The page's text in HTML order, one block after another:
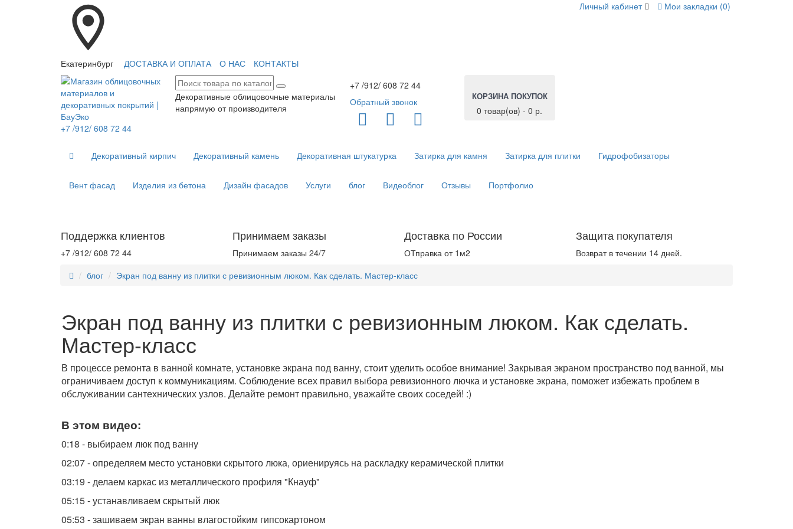
Екатеринбург ДОСТАВКА И ОПЛАТА О НАС КОНТАКТЫ
Личный кабинет Мои закладки (0)
+7 /912/ 608 72 44
Декоративные облицовочные материалы
напрямую от производителя
+7 /912/ 608 72 44
Обратный звонок
КОРЗИНА ПОКУПОК
0 товар(ов) - 0 р.
Декоративный кирпич Декоративный камень Декоративная штукатурка Затирка для камня Затирка для плитки Гидрофобизаторы
Вент фасад Изделия из бетона Дизайн фасадов Услуги блог Видеоблог Отзывы Портфолио
Поддержка клиентов
+7 /912/ 608 72 44
Принимаем заказы
Принимаем заказы 24/7
Доставка по России
ОТправка от 1м2
Защита покупателя
Возврат в течении 14 дней.
блог
Экран под ванну из плитки с ревизионным люком. Как сделать. Мастер-класс
Экран под ванну из плитки с ревизионным люком. Как сделать.
Мастер-класс
В процессе ремонта в ванной комнате, установке экрана под ванну, стоит уделить особое внимание! Закрывая экраном пространство под ванной, мы
ограничиваем доступ к коммуникациям. Соблюдение всех правил выбора ревизионного лючка и установке экрана, поможет избежать проблем в
обслуживании сантехнических узлов. Делайте ремонт правильно, уважайте своих соседей! :)
В этом видео:
0:18 - выбираем люк под ванну
02:07 - определяем место установки скрытого люка, ориенируясь на раскладку керамической плитки
03:19 - делаем каркас из металлического профиля "Кнауф"
05:15 - устанавливаем скрытый люк
05:53 - зашиваем экран ванны влагостойким гипсокартоном